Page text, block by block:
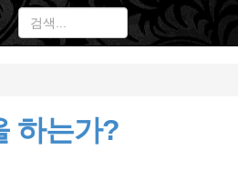
하는가?